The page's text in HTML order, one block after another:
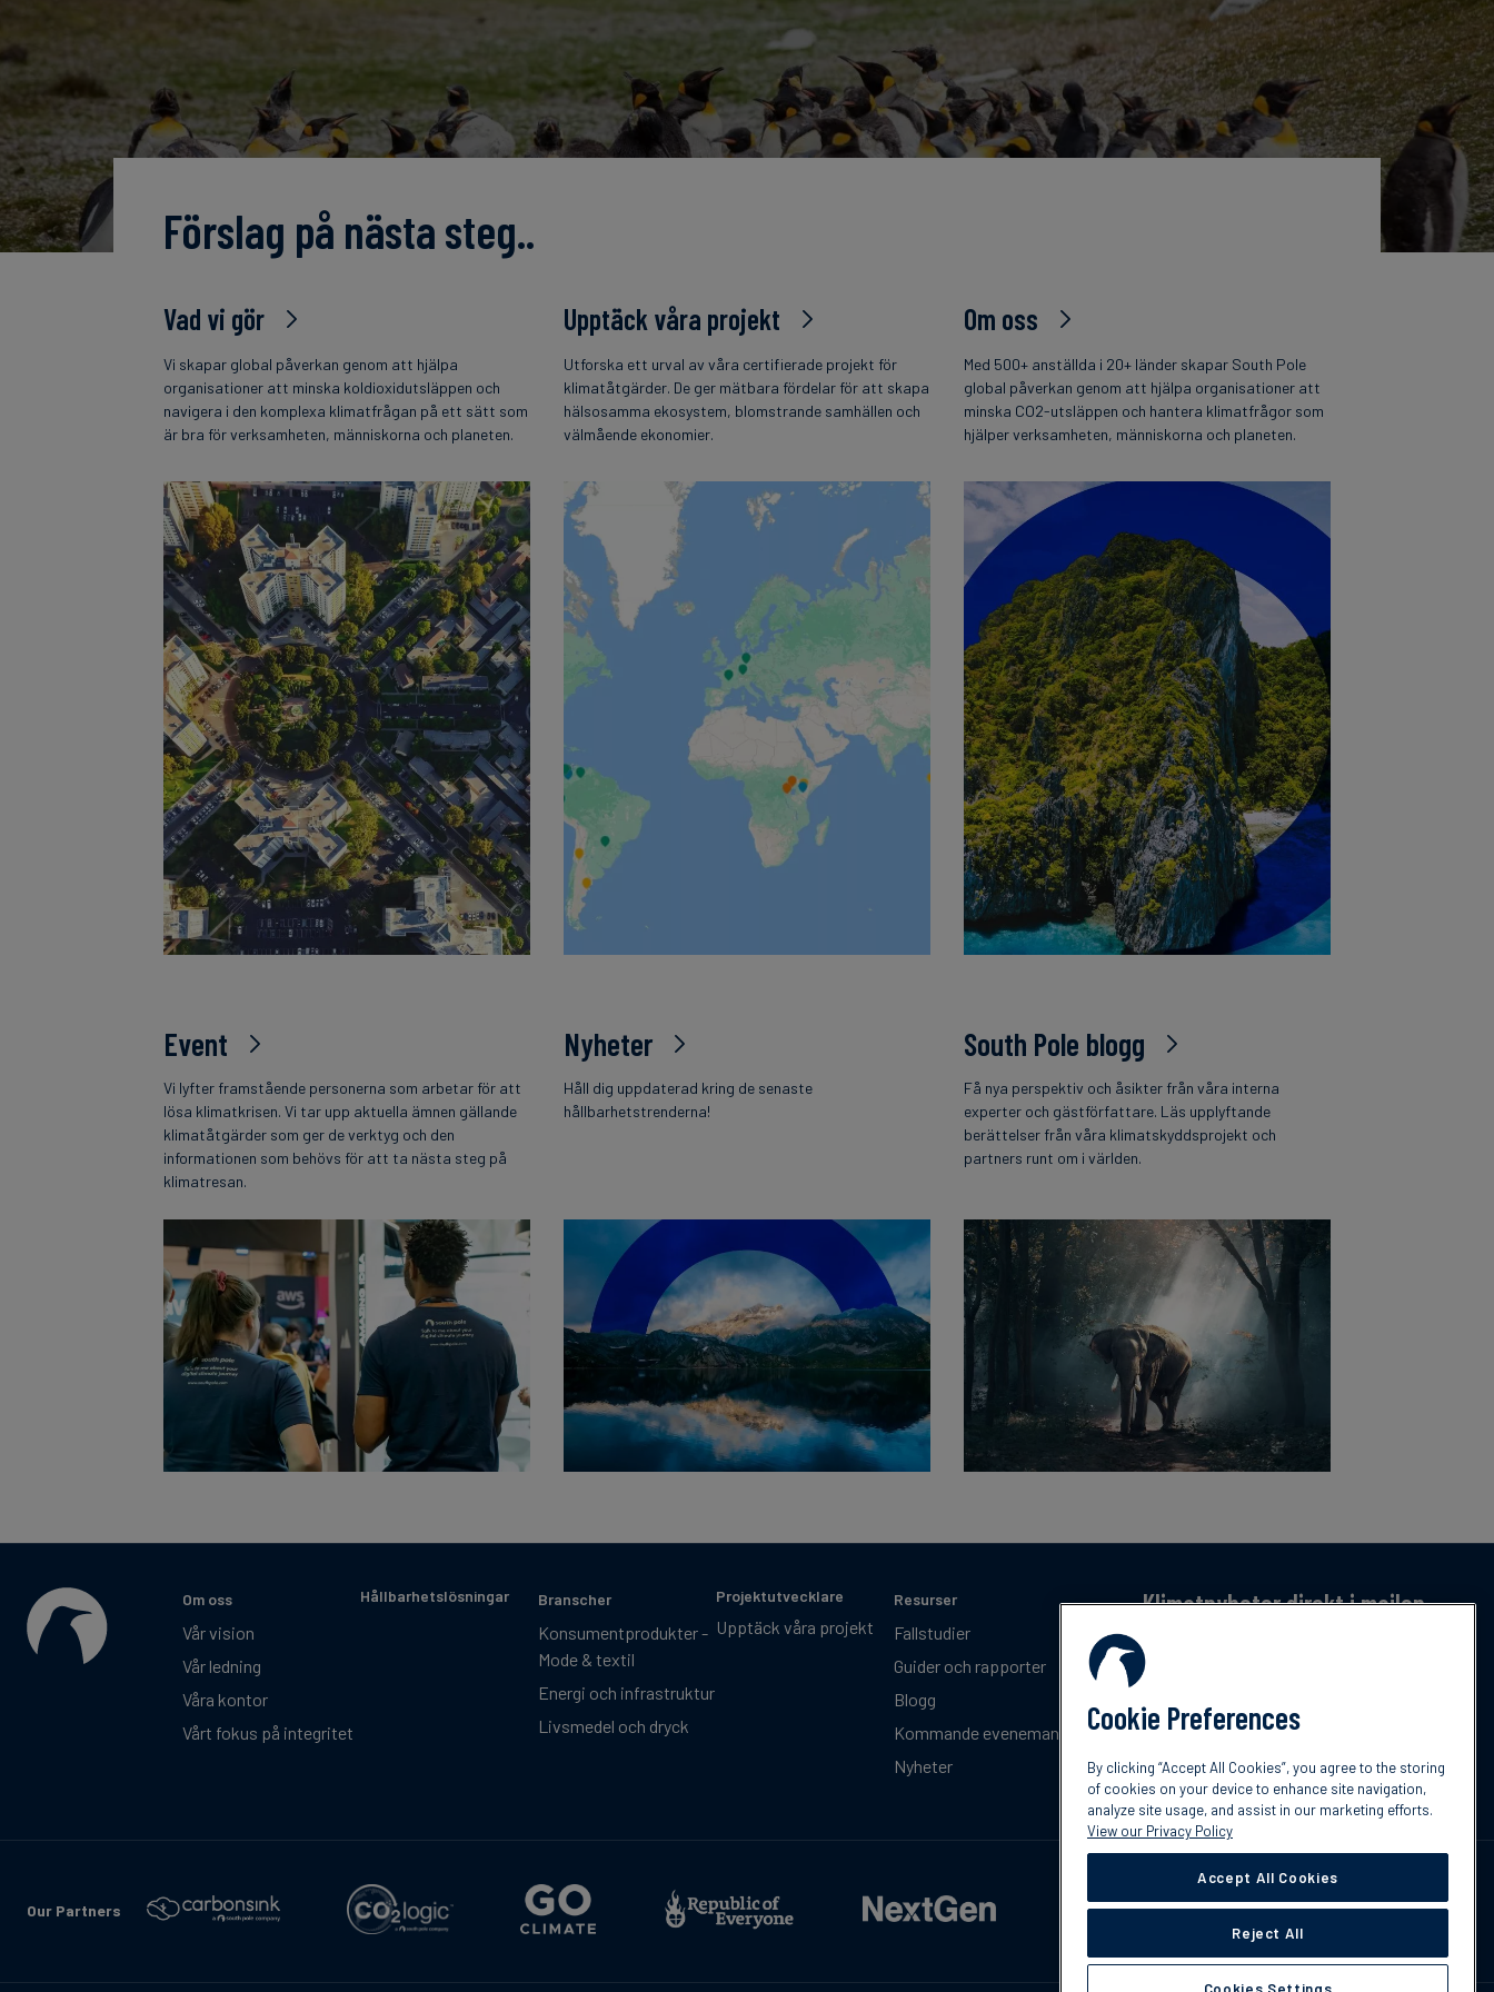
Förslag på nästa steg..
Vad vi gör
Vi skapar global påverkan genom att hjälpa
organisationer att minska koldioxidutsläppen och
navigera i den komplexa klimatfrågan på ett sätt som
är bra för verksamheten, människorna och planeten.
Upptäck våra projekt
Utforska ett urval av våra certifierade projekt för
klimatåtgärder. De ger mätbara fördelar för att skapa
hälsosamma ekosystem, blomstrande samhällen och
välmående ekonomier.
Om oss
Med 500+ anställda i 20+ länder skapar South Pole
global påverkan genom att hjälpa organisationer att
minska CO2-utsläppen och hantera klimatfrågor som
hjälper verksamheten, människorna och planeten.
Event
Vi lyfter framstående personerna som arbetar för att
lösa klimatkrisen. Vi tar upp aktuella ämnen gällande
klimatåtgärder som ger de verktyg och den
informationen som behövs för att ta nästa steg på
klimatresan.
Nyheter
Håll dig uppdaterad kring de senaste
hållbarhetstrenderna!
South Pole blogg
Få nya perspektiv och åsikter från våra interna
experter och gästförfattare. Läs upplyftande
berättelser från våra klimatskyddsprojekt och
partners runt om i världen.
English
Om oss
Vår vision
Vår ledning
Våra kontor
Vårt fokus på integritet
Hållbarhetslösningar Branscher
Konsumentprodukter -
Mode & textil
Energi och infrastruktur
Livsmedel och dryck
Projektutvecklare
Upptäck våra projekt
Resurser
Fallstudier
Guider och rapporter
Blogg
Kommande evenemang
Nyheter
Klimatnyheter direkt i mailen
Få en månatlig sammanfattning av de senaste
trenderna, nyheterna, innovationerna och
Prenumerera
Our Partners
Cookie Preferences
By clicking “Accept All Cookies”, you agree to the storing
of cookies on your device to enhance site navigation,
analyze site usage, and assist in our marketing efforts.
View our Privacy Policy
Accept All Cookies
Reject All